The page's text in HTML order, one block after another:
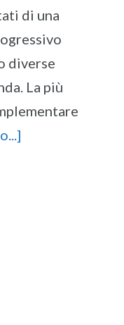
di una
diverse
La più